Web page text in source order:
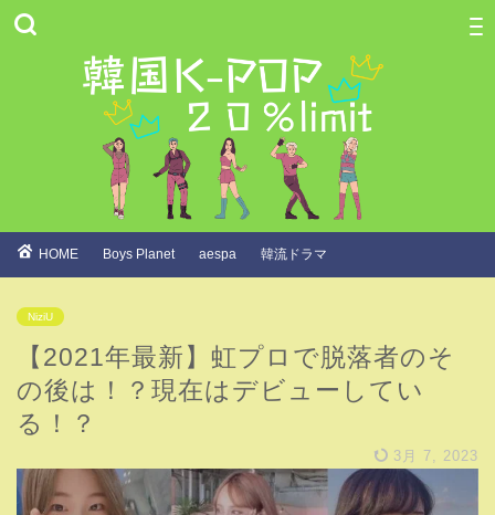
HOME Boys Planet aespa 韓流ドラマ
NiziU
【2021年最新】虹プロで脱落者のそ
の後は！？現在はデビューしてい
る！？
3月 7, 2023